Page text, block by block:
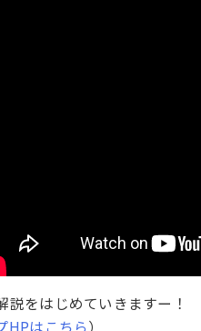
説をはじめていきますー！
はこちら）